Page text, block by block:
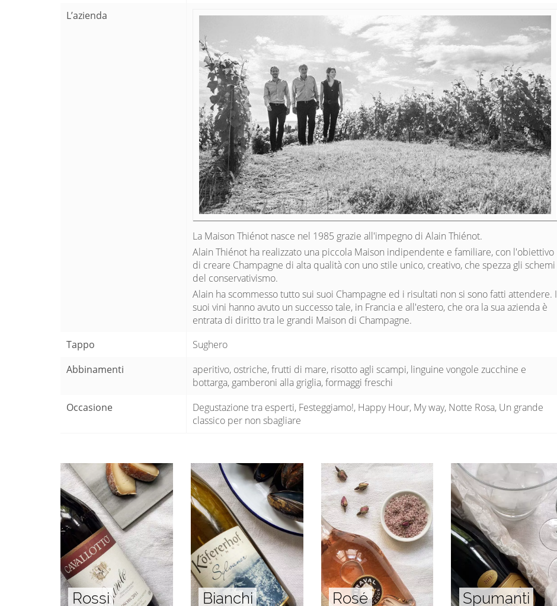
L’azienda
La Maison Thiénot nasce nel 1985 grazie all'impegno di Alain Thiénot.
Alain Thiénot ha realizzato una piccola Maison indipendente e familiare, con l'obiettivo
di creare Champagne di alta qualità con uno stile unico, creativo, che spezza gli schemi
del conservativismo.
Alain ha scommesso tutto sui suoi Champagne ed i risultati non si sono fatti attendere. I
suoi vini hanno avuto un successo tale, in Francia e all'estero, che ora la sua azienda è
entrata di diritto tra le grandi Maison di Champagne.
Tappo
Sughero
Abbinamenti
aperitivo, ostriche, frutti di mare, risotto agli scampi, linguine vongole zucchine e
bottarga, gamberoni alla griglia, formaggi freschi
Occasione
Degustazione tra esperti, Festeggiamo!, Happy Hour, My way, Notte Rosa, Un grande
classico per non sbagliare
Rossi Bianchi Rosé Spumanti